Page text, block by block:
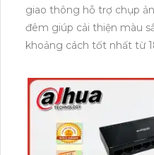
giao thông hỗ trợ chụp
đêm giúp cải thiện màu
khoảng cách tốt nhất từ